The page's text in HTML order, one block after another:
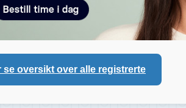
se oversikt over alle registrerte